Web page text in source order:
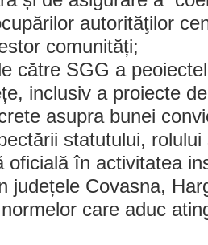
autorităţilor
comunități;
către SGG a
inclusiv a proiecte
asupra bunei
statutului,
oficială în activitatea
județele Covasna,
care aduc